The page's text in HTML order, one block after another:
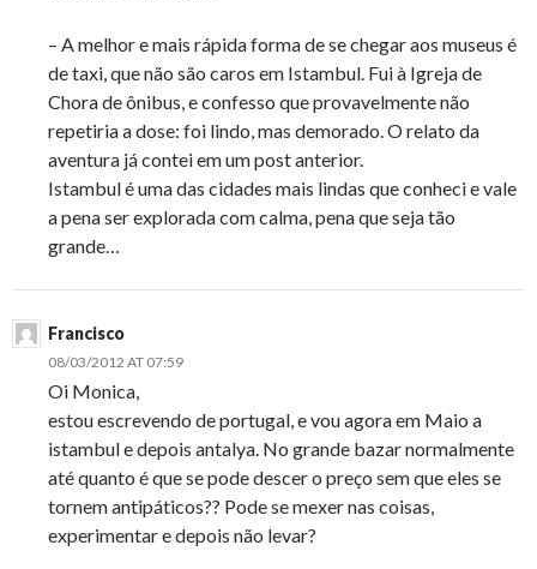
– A melhor e mais rápida forma de se chegar aos museus é
de taxi, que não são caros em Istambul. Fui à Igreja de
Chora de ônibus, e confesso que provavelmente não
repetiria a dose: foi lindo, mas demorado. O relato da
aventura já contei em um post anterior.
Istambul é uma das cidades mais lindas que conheci e vale
a pena ser explorada com calma, pena que seja tão
grande…
Francisco
08/03/2012 AT 07:59
Oi Monica,
estou escrevendo de portugal, e vou agora em Maio a
istambul e depois antalya. No grande bazar normalmente
até quanto é que se pode descer o preço sem que eles se
tornem antipáticos?? Pode se mexer nas coisas,
experimentar e depois não levar?